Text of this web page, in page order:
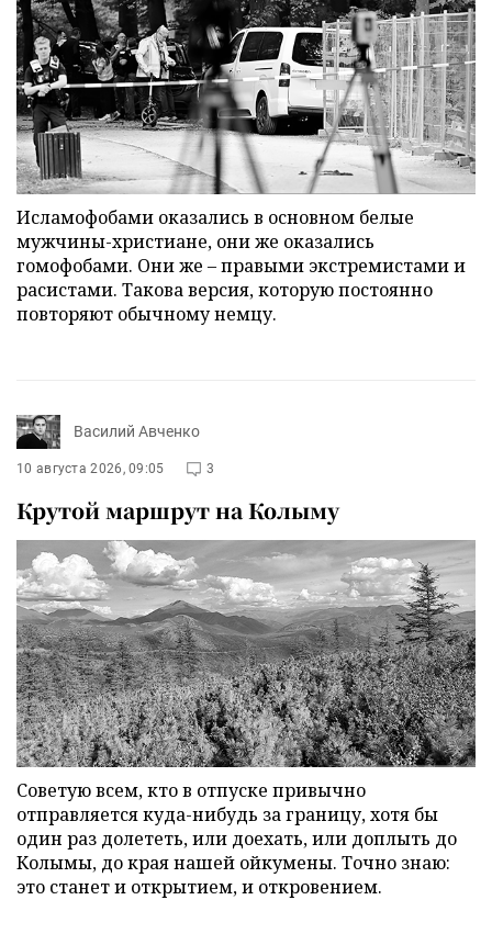
Исламофобами оказались в основном белые
мужчины-христиане, они же оказались
гомофобами. Они же – правыми экстремистами и
расистами. Такова версия, которую постоянно
повторяют обычному немцу.
Василий Авченко
10 августа 2026, 09:05 3
Крутой маршрут на Колыму
Советую всем, кто в отпуске привычно
отправляется куда-нибудь за границу, хотя бы
один раз долететь, или доехать, или доплыть до
Колымы, до края нашей ойкумены. Точно знаю:
это станет и открытием, и откровением.